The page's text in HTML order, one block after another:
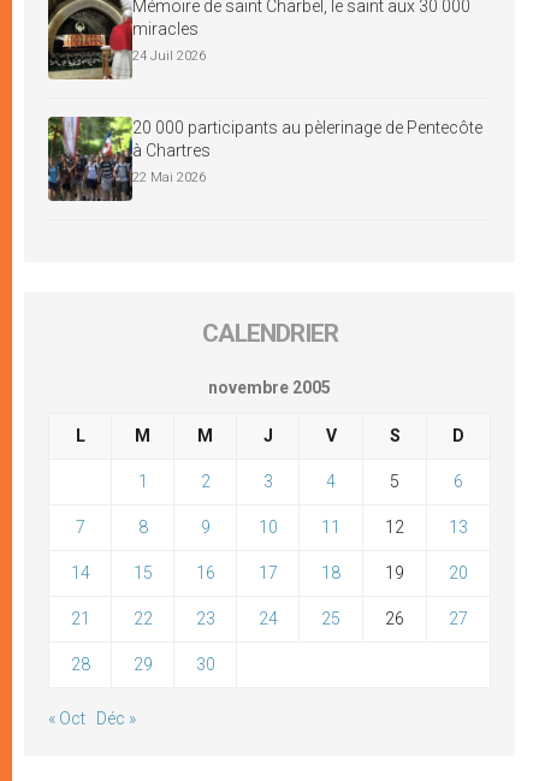
Mémoire de saint Charbel, le saint aux 30 000
miracles
24 Juil 2026
20 000 participants au pèlerinage de Pentecôte
à Chartres
22 Mai 2026
CALENDRIER
novembre 2005
L M M J V S D
1 2 3 4 5 6
7 8 9 10 11 12 13
14 15 16 17 18 19 20
21 22 23 24 25 26 27
28 29 30
« Oct Déc »